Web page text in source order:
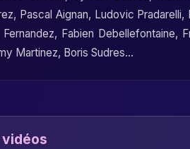
, Pascal Aignan, Ludovic Pradarelli,
Fernandez, Fabien Debellefontaine,
Martinez, Boris Sudres...